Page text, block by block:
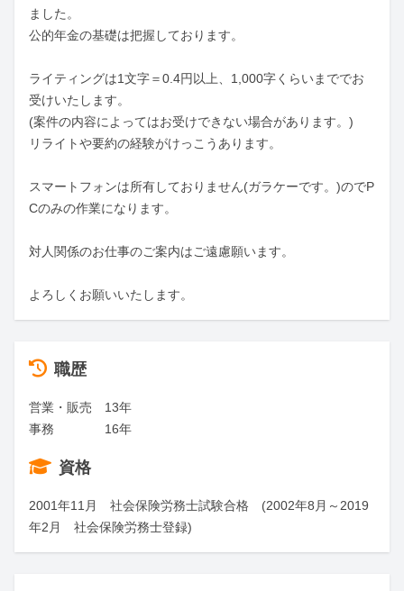
ました。
公的年金の基礎は把握しております。
ライティングは1文字＝0.4円以上、1,000字くらいまででお
受けいたします。
(案件の内容によってはお受けできない場合があります。)
リライトや要約の経験がけっこうあります。
スマートフォンは所有しておりません(ガラケーです。)のでP
Cのみの作業になります。
対人関係のお仕事のご案内はご遠慮願います。
よろしくお願いいたします。
職歴
営業・販売　13年
事務　　　　16年
資格
2001年11月　社会保険労務士試験合格　(2002年8月～2019
年2月　社会保険労務士登録)